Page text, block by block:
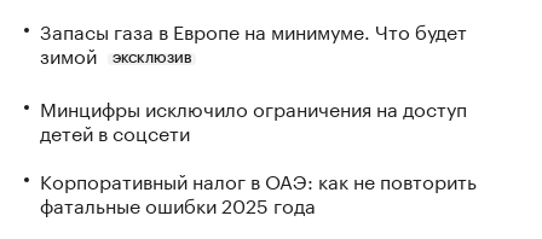
Запасы газа в Европе на минимуме. Что будет
зимой
ЭКСКЛЮЗИВ
Минцифры исключило ограничения на доступ
детей в соцсети
Корпоративный налог в ОАЭ: как не повторить
фатальные ошибки 2025 года